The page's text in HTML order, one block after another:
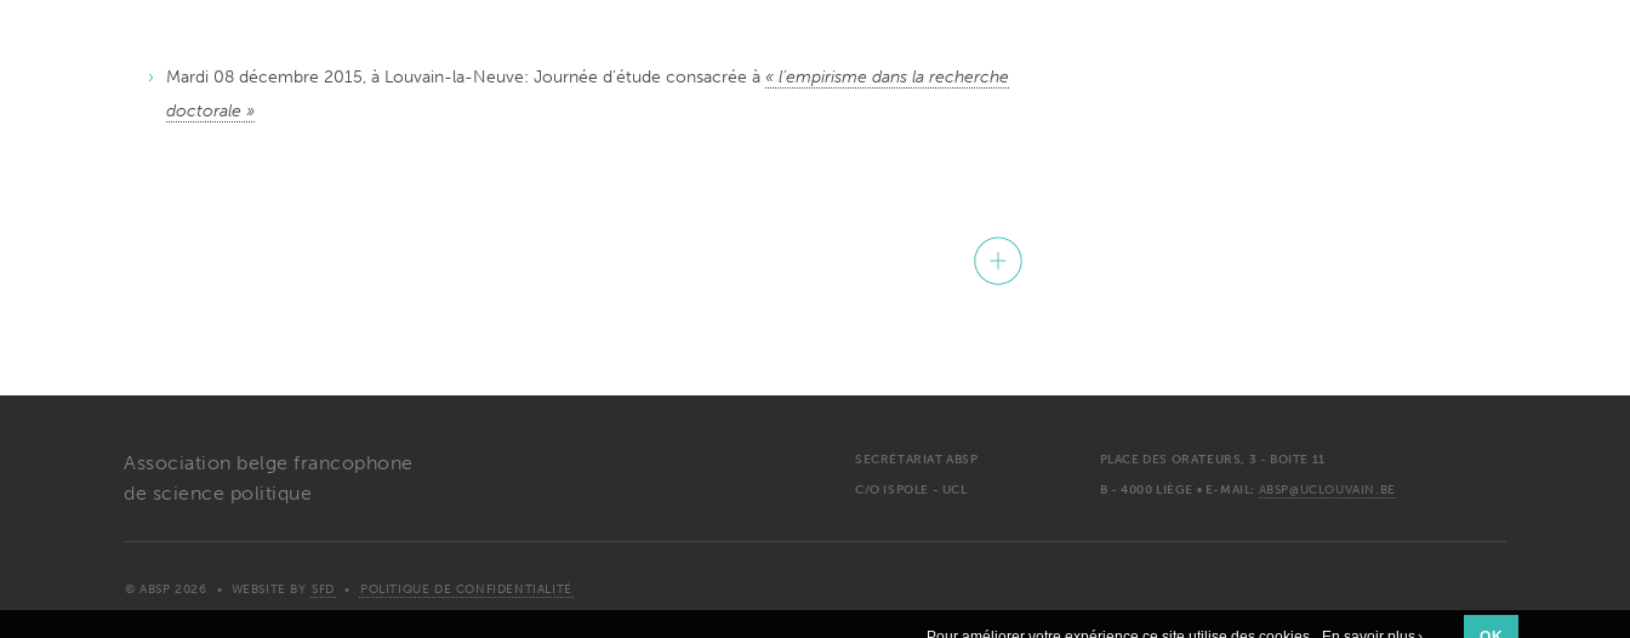
Mardi 08 décembre 2015, à Louvain-la-Neuve: Journée d’étude consacrée à « l’empirisme dans la recherche
doctorale »
Association belge francophone
de science politique
SECRÉTARIAT ABSP
C/O ISPOLE - UCL
PLACE DES ORATEURS, 3 - BOITE 11
B - 4000 LIÈGE • E-MAIL: ABSP@UCLOUVAIN.BE
© ABSP 2026 • WEBSITE BY SFD • POLITIQUE DE CONFIDENTIALITÉ